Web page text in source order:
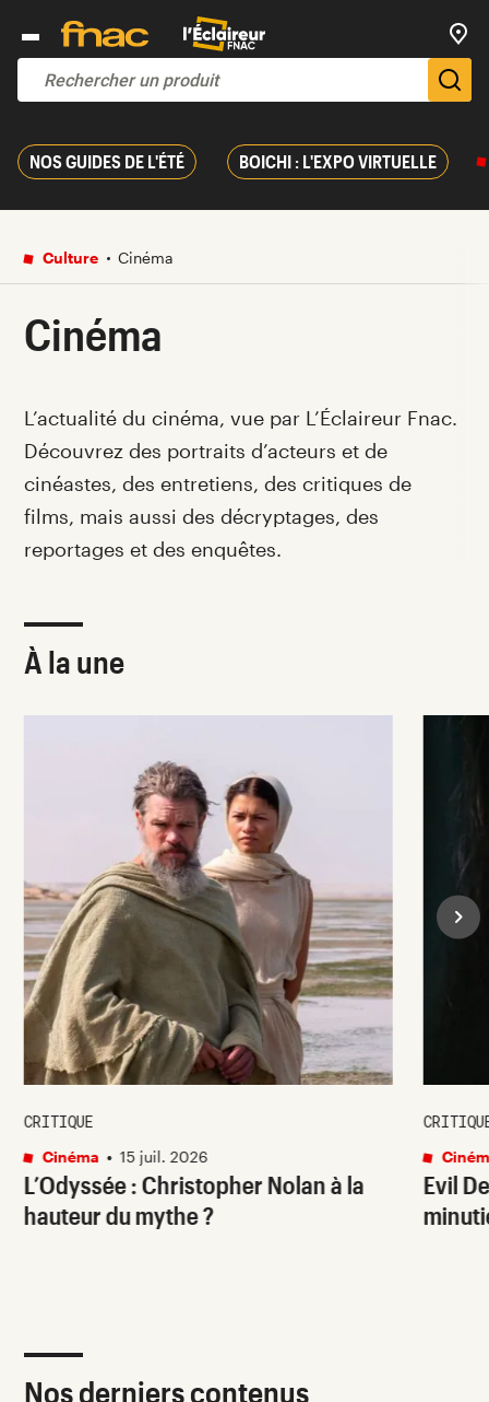
NOS GUIDES DE L'ÉTÉ BOICHI : L'EXPO VIRTUELLE
Culture Cinéma
Cinéma
Introduction
L’actualité du cinéma, vue par L’Éclaireur Fnac.
Découvrez des portraits d’acteurs et de
cinéastes, des entretiens, des critiques de
films, mais aussi des décryptages, des
reportages et des enquêtes.
À la une
L’Odyssée: Christopher Nolan à la
hauteur du mythe ?
CRITIQUE
Cinéma • 15 juil. 2026
Evil
Nos derniers contenus